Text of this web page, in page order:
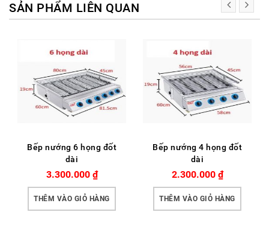
SẢN PHẨM LIÊN QUAN
Bếp nướng 6 họng đốt
dài
3.300.000 ₫
THÊM VÀO GIỎ HÀNG
Bếp nướng 4 họng đốt
dài
2.300.000 ₫
THÊM VÀO GIỎ HÀNG